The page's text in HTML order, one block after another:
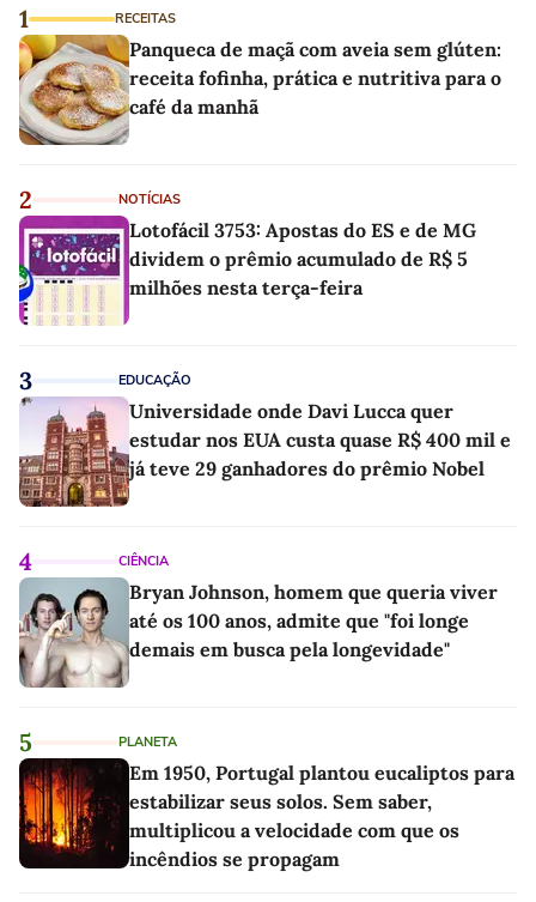
1 RECEITAS
Panqueca de maçã com aveia sem glúten:
receita fofinha, prática e nutritiva para o
café da manhã
2 NOTÍCIAS
Lotofácil 3753: Apostas do ES e de MG
dividem o prêmio acumulado de R$ 5
milhões nesta terça-feira
3 EDUCAÇÃO
Universidade onde Davi Lucca quer
estudar nos EUA custa quase R$ 400 mil e
já teve 29 ganhadores do prêmio Nobel
4 CIÊNCIA
Bryan Johnson, homem que queria viver
até os 100 anos, admite que "foi longe
demais em busca pela longevidade"
5 PLANETA
Em 1950, Portugal plantou eucaliptos para
estabilizar seus solos. Sem saber,
multiplicou a velocidade com que os
incêndios se propagam